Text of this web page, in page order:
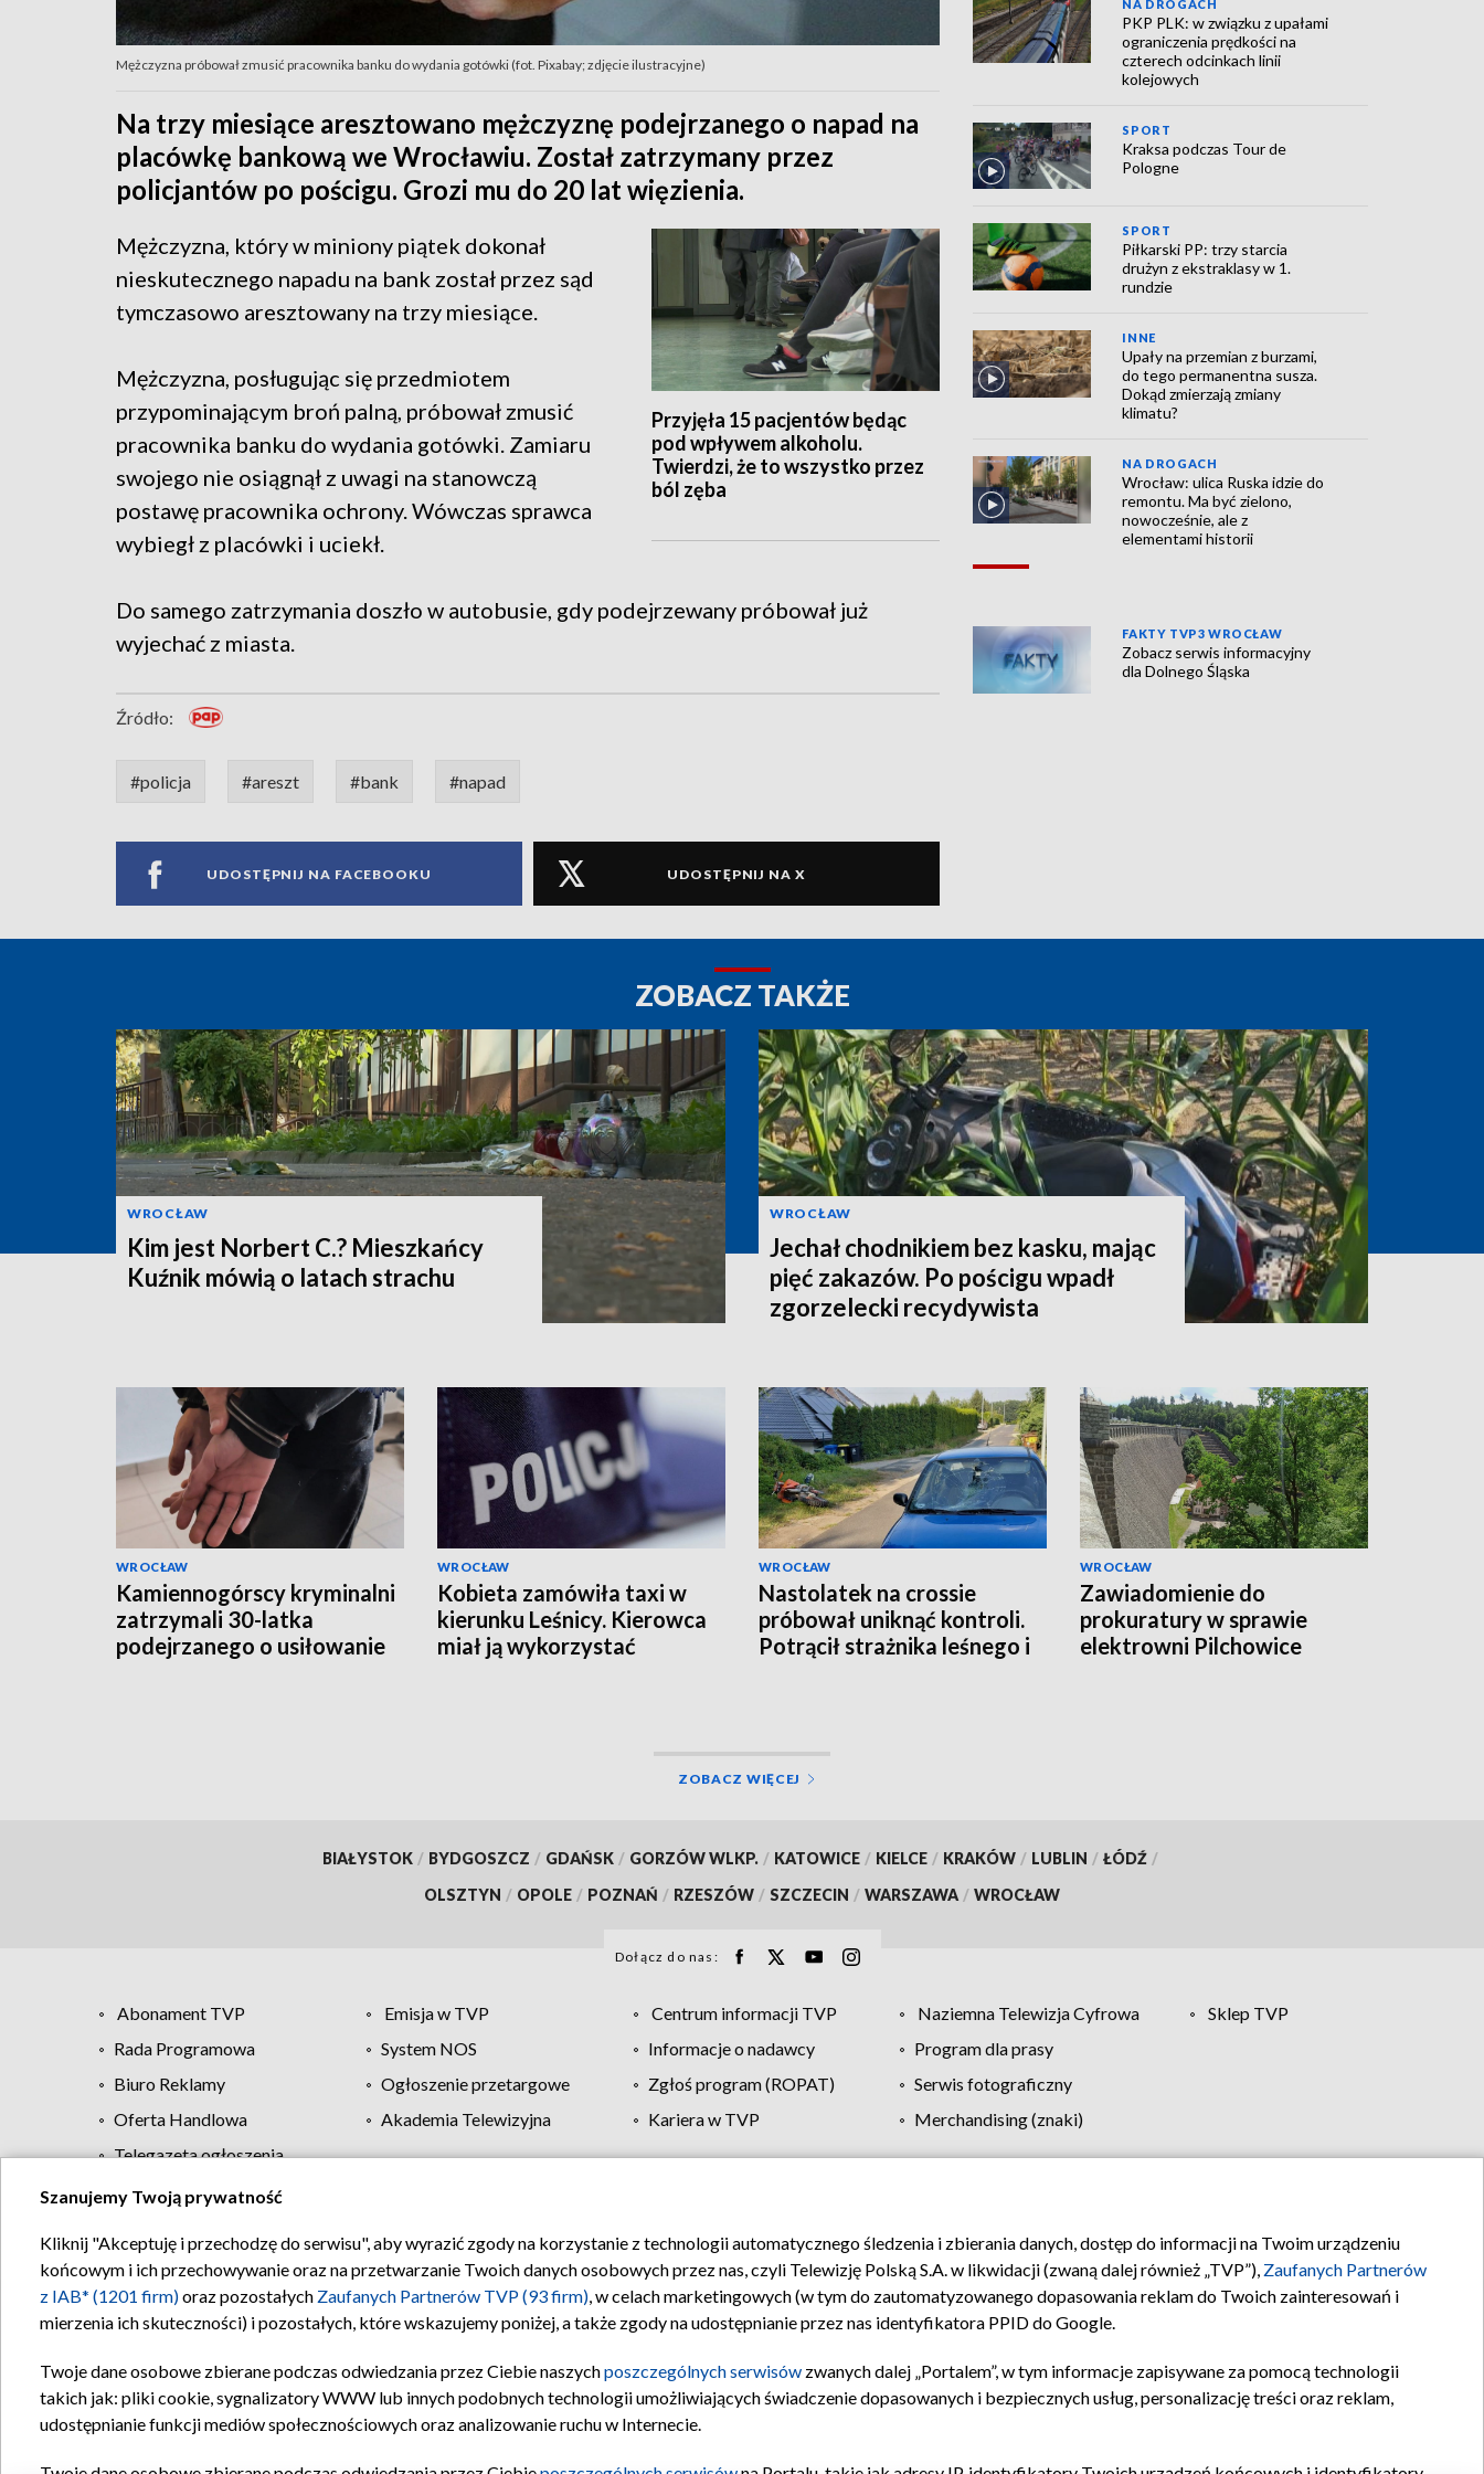
Mężczyzna próbował zmusić pracownika banku do wydania gotówki (fot. Pixabay; zdjęcie ilustracyjne)
Na trzy miesiące aresztowano mężczyznę podejrzanego o napad na
placówkę bankową we Wrocławiu. Został zatrzymany przez
policjantów po pościgu. Grozi mu do 20 lat więzienia.
Przyjęła 15 pacjentów będąc
pod wpływem alkoholu.
Twierdzi, że to wszystko przez
ból zęba
Mężczyzna, który w miniony piątek dokonał
nieskutecznego napadu na bank został przez sąd
tymczasowo aresztowany na trzy miesiące.
Mężczyzna, posługując się przedmiotem
przypominającym broń palną, próbował zmusić
pracownika banku do wydania gotówki. Zamiaru
swojego nie osiągnął z uwagi na stanowczą
postawę pracownika ochrony. Wówczas sprawca
wybiegł z placówki i uciekł.
Do samego zatrzymania doszło w autobusie, gdy podejrzewany próbował już
wyjechać z miasta.
Źródło:
#policja #areszt #bank #napad
UDOSTĘPNIJ NA FACEBOOKU UDOSTĘPNIJ NA X
NA DROGACH
PKP PLK: w związku z upałami
ograniczenia prędkości na
czterech odcinkach linii
kolejowych
SPORT
Kraksa podczas Tour de
Pologne
SPORT
Piłkarski PP: trzy starcia
drużyn z ekstraklasy w 1.
rundzie
INNE
Upały na przemian z burzami,
do tego permanentna susza.
Dokąd zmierzają zmiany
klimatu?
NA DROGACH
Wrocław: ulica Ruska idzie do
remontu. Ma być zielono,
nowocześnie, ale z
elementami historii
FAKTY TVP3 WROCŁAW
Zobacz serwis informacyjny
dla Dolnego Śląska
ZOBACZ TAKŻE
WROCŁAW
Kim jest Norbert C.? Mieszkańcy
Kuźnik mówią o latach strachu
WROCŁAW
Jechał chodnikiem bez kasku, mając
pięć zakazów. Po pościgu wpadł
zgorzelecki recydywista
WROCŁAW
Kamiennogórscy kryminalni
zatrzymali 30-latka
podejrzanego o usiłowanie
WROCŁAW
Kobieta zamówiła taxi w
kierunku Leśnicy. Kierowca
miał ją wykorzystać
WROCŁAW
Nastolatek na crossie
próbował uniknąć kontroli.
Potrącił strażnika leśnego i
WROCŁAW
Zawiadomienie do
prokuratury w sprawie
elektrowni Pilchowice
ZOBACZ WIĘCEJ
BIAŁYSTOK / BYDGOSZCZ / GDAŃSK / GORZÓW WLKP. / KATOWICE / KIELCE / KRAKÓW / LUBLIN / ŁÓDŹ /
OLSZTYN / OPOLE / POZNAŃ / RZESZÓW / SZCZECIN / WARSZAWA / WROCŁAW
Dołącz do nas:
Abonament TVP Emisja w TVP Centrum informacji TVP Naziemna Telewizja Cyfrowa
Sklep TVP
Rada Programowa
System NOS Informacje o nadawcy
Program dla prasy
Biuro Reklamy
Ogłoszenie przetargowe Zgłoś program (ROPAT)
Serwis fotograficzny
Oferta Handlowa
Akademia Telewizyjna Kariera w TVP
Merchandising (znaki)
Telegazeta ogłoszenia
Regulamin TVP Polityka prywatności Moje zgody Pomoc Biuro reklamy Kontakt
Szanujemy Twoją prywatność
Kliknij "Akceptuję i przechodzę do serwisu", aby wyrazić zgody na korzystanie z technologii automatycznego śledzenia i zbierania danych, dostęp do informacji na Twoim urządzeniu
końcowym i ich przechowywanie oraz na przetwarzanie Twoich danych osobowych przez nas, czyli Telewizję Polską S.A. w likwidacji (zwaną dalej również „TVP”), Zaufanych Partnerów
z IAB* (1201 firm)oraz pozostałych Zaufanych Partnerów TVP (93 firm), w celach marketingowych (w tym do zautomatyzowanego dopasowania reklam do Twoich zainteresowań i
mierzenia ich skuteczności) i pozostałych, które wskazujemy poniżej, a także zgody na udostępnianie przez nas identyfikatora PPID do Google.
Twoje dane osobowe zbierane podczas odwiedzania przez Ciebie naszychposzczególnych serwisów zwanych dalej „Portalem”, w tym informacje zapisywane za pomocą technologii
takich jak: pliki cookie, sygnalizatory WWW lub innych podobnych technologii umożliwiających świadczenie dopasowanych i bezpiecznych usług, personalizację treści oraz reklam,
udostępnianie funkcji mediów społecznościowych oraz analizowanie ruchu w Internecie.